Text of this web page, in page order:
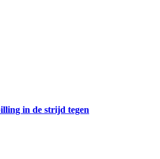
in de strijd tegen